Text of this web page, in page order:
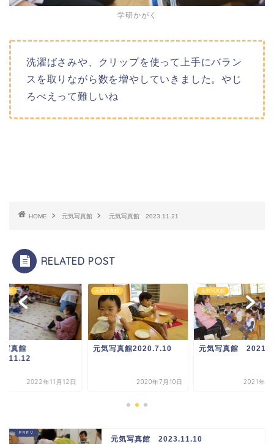
学研かがく
洗濯ばさみや、クリップを使って上手にバラン
スを取りながら数を増やしていきました。やじ
ろべえって難しいね
HOME 元気写真館 元気写真館 2023.11.21
RELATED POST
真館
写真館
2022年11月12日
元気写真館
元気写真館2020.7.10
2020年7月10日
元気写真館
元気写真館
2021年1
元気写真館 2023.11.10